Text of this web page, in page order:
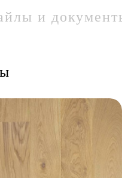
и документы